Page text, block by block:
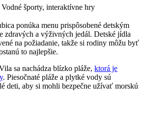
Vodné športy, interaktívne hry
ponúka menu prispôsobené detským
zdravých a výživných jedál. Detské jídla
na požiadanie, takže si rodiny môžu byť
to najlepšie.
sa nachádza blízko pláže, ktorá je
. Piesočnaté pláže a plytké vody sú
deti, aby si mohli bezpečne užívať morskú